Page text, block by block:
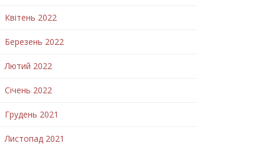
Квітень 2022
Березень 2022
Лютий 2022
Січень 2022
Грудень 2021
Листопад 2021